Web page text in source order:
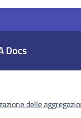
Docs
pane
delle